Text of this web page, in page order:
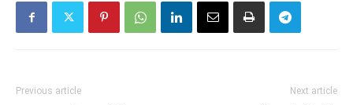
Previous article Next article